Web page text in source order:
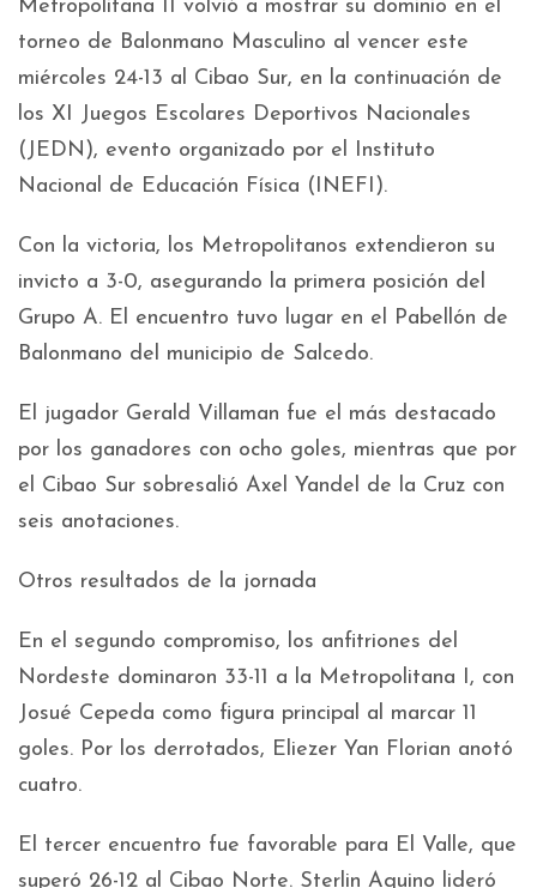
Metropolitana II volvió a mostrar su dominio en el
torneo de Balonmano Masculino al vencer este
miércoles 24-13 al Cibao Sur, en la continuación de
los XI Juegos Escolares Deportivos Nacionales
(JEDN), evento organizado por el Instituto
Nacional de Educación Física (INEFI).
Con la victoria, los Metropolitanos extendieron su
invicto a 3-0, asegurando la primera posición del
Grupo A. El encuentro tuvo lugar en el Pabellón de
Balonmano del municipio de Salcedo.
El jugador Gerald Villaman fue el más destacado
por los ganadores con ocho goles, mientras que por
el Cibao Sur sobresalió Axel Yandel de la Cruz con
seis anotaciones.
Otros resultados de la jornada
En el segundo compromiso, los anfitriones del
Nordeste dominaron 33-11 a la Metropolitana I, con
Josué Cepeda como figura principal al marcar 11
goles. Por los derrotados, Eliezer Yan Florian anotó
cuatro.
El tercer encuentro fue favorable para El Valle, que
superó 26-12 al Cibao Norte. Sterlin Aquino lideró